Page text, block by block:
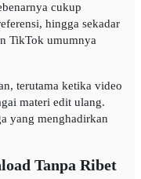
cukup
hingga sekadar
TikTok umumnya
terutama ketika video
materi edit ulang.
yang menghadirkan
Tanpa Ribet